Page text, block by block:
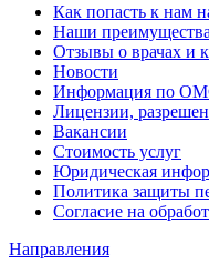
Как попасть к нам
Наши преимущества
Отзывы о врачах и
Новости
Информация по
Лицензии,
Вакансии
Стоимость услуг
Юридическая
Политика защиты
Согласие на
Направления